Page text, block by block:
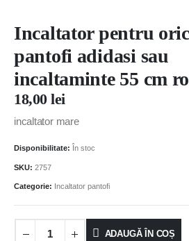
Incaltator pentru
pantofi adidasi sau
incaltaminte 55 cm
18,00lei
incaltator mare
Disponibilitate: În stoc
SKU: 2757
Categorie: Incaltator pantofi
ADAUGĂ ÎN COȘ